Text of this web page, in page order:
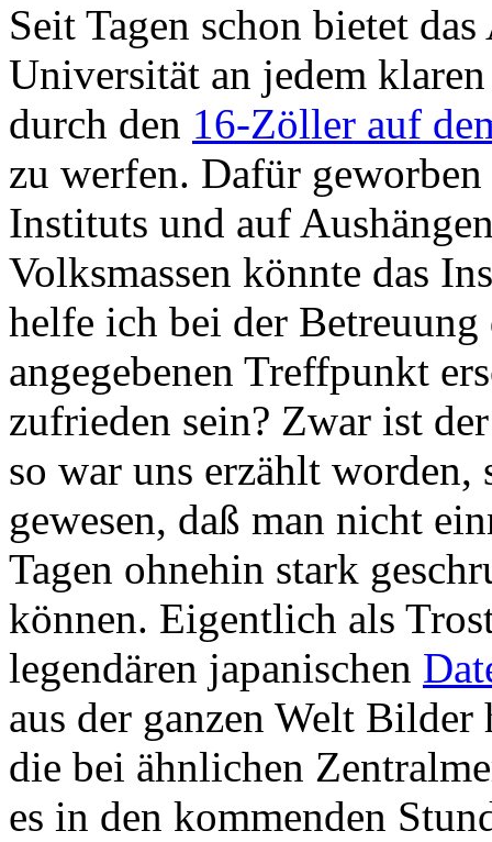
Seit Tagen schon bietet
Universität an jedem
durch den 16-Zöller auf
zu werfen. Dafür
Instituts und auf
Volksmassen könnte das
helfe ich bei der
angegebenen Treffpunkt
zufrieden sein? Zwar ist
so war uns erzählt worden,
gewesen, daß man nicht
Tagen ohnehin stark
können. Eigentlich als
legendären japanischen
aus der ganzen Welt Bilder
die bei ähnlichen
es in den kommenden